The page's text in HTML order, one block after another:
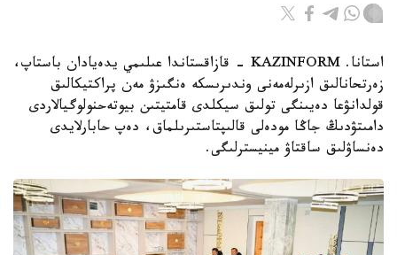
استانا. KAZINFORM - قازاقستاندا عىلىمي يدەيادان باستاپ،
زەرتحانالىق ازىرلەمەنى وندىرىسكە ەنگىزۋ مەن پراكتيكالىق
قولدانۋعا دەيىنگى تولىق سيكلدى قامتيتىن بيوتەحنولوگيالاردى
دامىتۋدىڭ جاڭا مودەلى قالىپتاستىرىلماق، دەپ حابارلايدى
دەنساۋلىق ساقتاۋ مينيسترلىگى.